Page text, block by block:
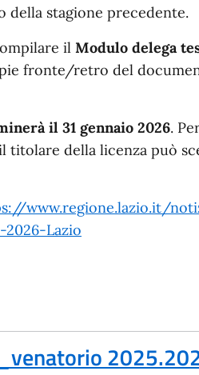
della stagione precedente.
il Modulo delega
fronte/retro del
il 31 gennaio 2026.
titolare della licenza può
www.regione.lazio.it/
Lazio